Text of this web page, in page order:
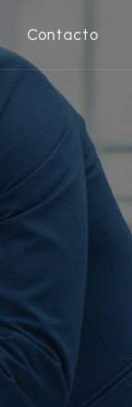
Contacto